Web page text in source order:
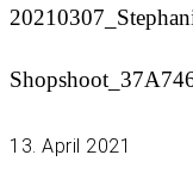
13. April 2021